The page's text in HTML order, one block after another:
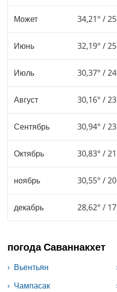
Может 34,21° /
Июнь 32,19° /
Июль 30,37° /
Август 30,16° /
Сентябрь 30,94° /
Октябрь 30,83° /
ноябрь 30,55° /
декабрь 28,62° /
погода Саваннакхет
Вьентьян
Чампасак